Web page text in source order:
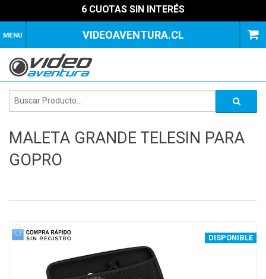
6 CUOTAS SIN INTERÉS
MENU VIDEOAVENTURA.CL
MALETA GRANDE TELESIN PARA
GOPRO
DISPONIBLE
1 of 2